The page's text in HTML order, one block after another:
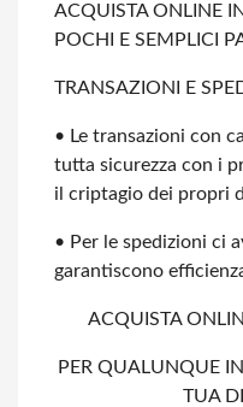
ACQUISTA ONLINE
POCHI E SEMPLICI
TRANSAZIONI E
• Le transazioni con
tutta sicurezza con i
il criptagio dei propri
• Per le spedizioni ci
garantiscono
ACQUISTA
PER QUALUNQUE
TUA